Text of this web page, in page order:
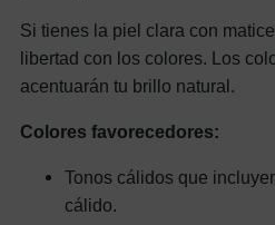
Si tienes la piel clara con
libertad con los colores. Los
acentuarán tu brillo natural.
Colores favorecedores:
Tonos cálidos que
cálido.